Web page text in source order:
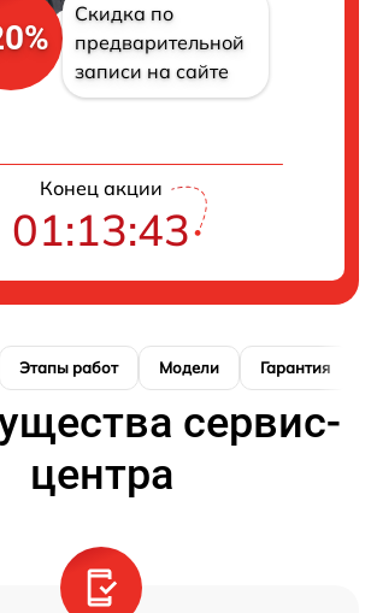
Скидка по
предварительной
записи на сайте
Конец акции
01:13:42
Этапы работ Модели Гарантия
сервис-
центра